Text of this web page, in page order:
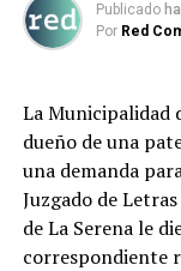
Publicado
Por Red
La Municipalidad
dueño de una
una demanda
Juzgado de
de La Serena le
correspondiente